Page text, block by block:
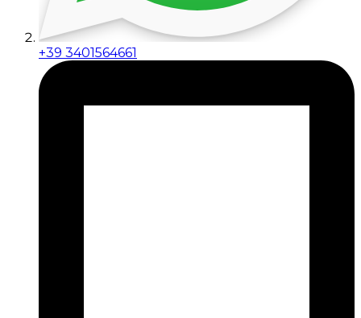
+39 3401564661